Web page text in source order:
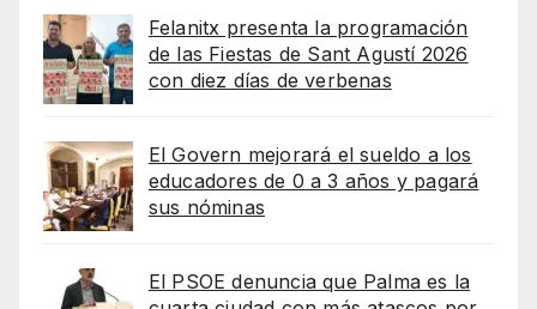
Felanitx presenta la programación
de las Fiestas de Sant Agustí 2026
con diez días de verbenas
El Govern mejorará el sueldo a los
educadores de 0 a 3 años y pagará
sus nóminas
El PSOE denuncia que Palma es la